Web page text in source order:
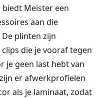
Meister een
aan die
plinten zijn
die je vooraf tegen
je geen last hebt van
er afwerkprofielen
als je laminaat, zodat